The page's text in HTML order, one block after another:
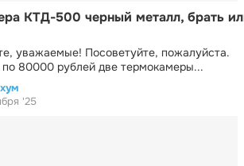
КТД-500 черный металл, брать
уважаемые! Посоветуйте, пожалуйста.
80000 рублей две термокамеры...
'25